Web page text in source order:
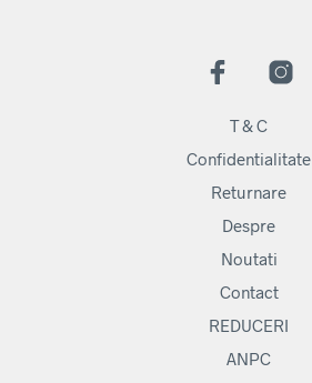
T & C
Confidentialitate
Returnare
Despre
Noutati
Contact
REDUCERI
ANPC